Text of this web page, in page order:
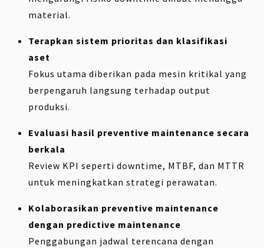
material.
Terapkan sistem prioritas dan klasifikasi
aset
Fokus utama diberikan pada mesin kritikal yang
berpengaruh langsung terhadap output
produksi.
Evaluasi hasil preventive maintenance secara
berkala
Review KPI seperti downtime, MTBF, dan MTTR
untuk meningkatkan strategi perawatan.
Kolaborasikan preventive maintenance
dengan predictive maintenance
Penggabungan jadwal terencana dengan